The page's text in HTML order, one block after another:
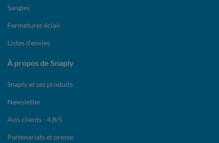
Sangles
Fermetures éclair
Listes d'envies
À propos de Snaply
Snaply et ses produits
Newsletter
Avis clients - 4,8/5
Partenariats et presse